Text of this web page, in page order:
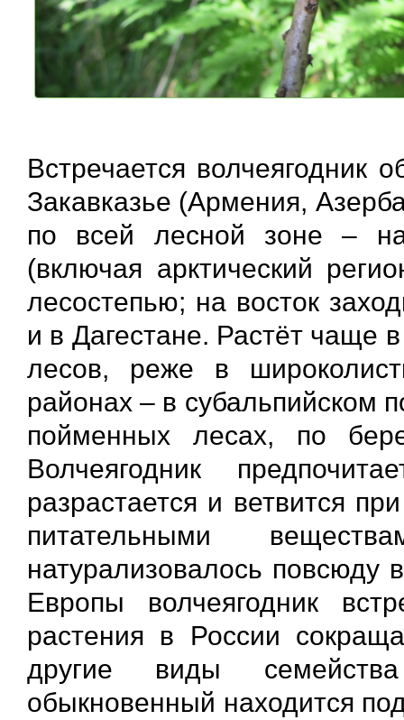
Встречается волчеягодник
Закавказье (Армения,
по всей лесной зоне –
(включая арктический
лесостепью; на восток
и в Дагестане. Растёт чаще
лесов, реже в
районах – в субальпийском
пойменных лесах, по
Волчеягодник
разрастается и ветвится
питательными
натурализовалось повсюду
Европы волчеягодник
растения в России
другие виды семейства
обыкновенный находится